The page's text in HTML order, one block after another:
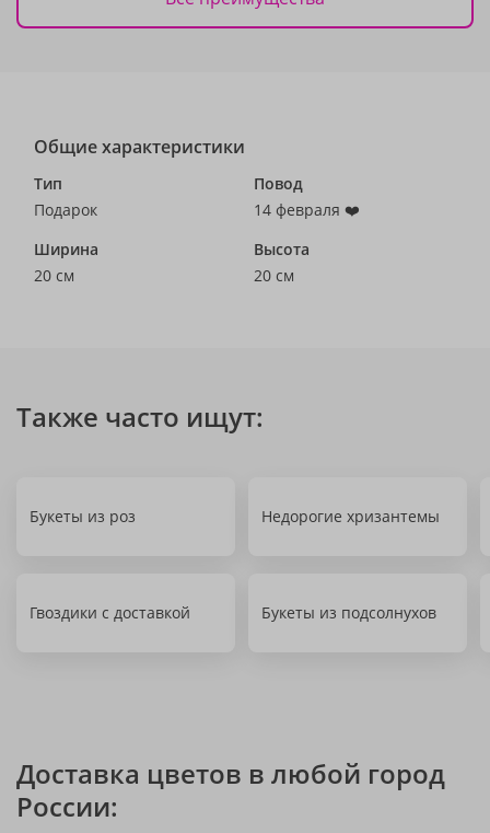
Общие характеристики
Тип
Подарок
Повод
14 февраля ❤️
Ширина
20 см
Высота
20 см
Также часто ищут:
Букеты из роз Недорогие хризантемы
Гвоздики с доставкой Букеты из подсолнухов
Доставка цветов в любой город
России: